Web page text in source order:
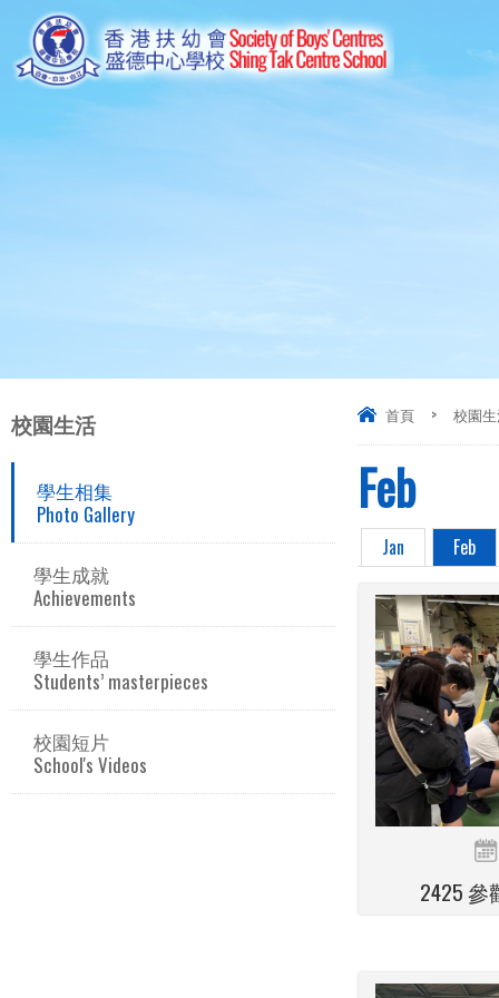
首頁 > 校園
Feb
Jan Feb
2425 參
校園生活
學生相集
Photo Gallery
學生成就
Achievements
學生作品
Students’ masterpieces
校園短片
School's Videos